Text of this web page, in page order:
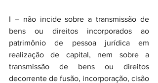
I – não incide sobre a transmissão de
bens ou direitos incorporados ao
patrimônio de pessoa jurídica em
realização de capital, nem sobre a
transmissão de bens ou direitos
decorrente de fusão, incorporação, cisão